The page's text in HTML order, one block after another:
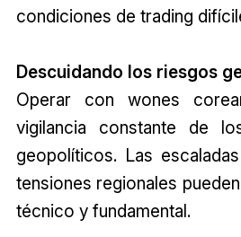
condiciones de trading
Descuidando los riesgos
Operar con wones
vigilancia constante de
geopolíticos. Las
tensiones regionales
técnico y fundamental.